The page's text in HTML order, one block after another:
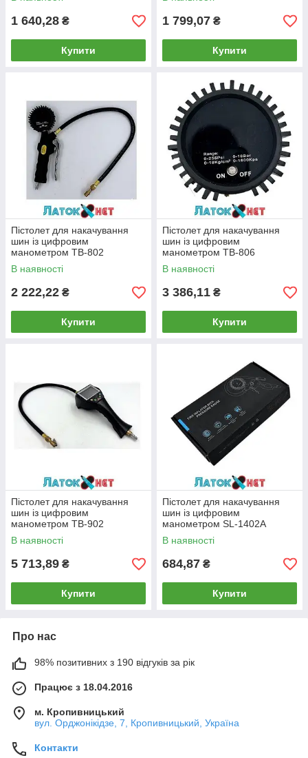
1 640,28 ₴
Купити
1 799,07 ₴
Купити
Пістолет для накачування
шин із цифровим
манометром TB-802
В наявності
2 222,22 ₴
Купити
Пістолет для накачування
шин із цифровим
манометром TB-806
В наявності
3 386,11 ₴
Купити
Пістолет для накачування
шин із цифровим
манометром TB-902
В наявності
5 713,89 ₴
Купити
Пістолет для накачування
шин із цифровим
манометром SL-1402A
В наявності
684,87 ₴
Купити
Про нас
98% позитивних з 190 відгуків за рік
Працює з 18.04.2016
м. Кропивницький
вул. Орджонікідзе, 7, Кропивницький, Україна
Контакти